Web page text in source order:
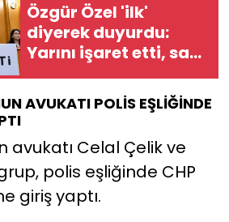
Özgür Özel 'ilk'
diyerek duyurdu:
Yarını işaret etti, saat
verdi
AVUKATI POLİS EŞLİĞİNDE
avukatı Celal Çelik ve
polis eşliğinde CHP
giriş yaptı.